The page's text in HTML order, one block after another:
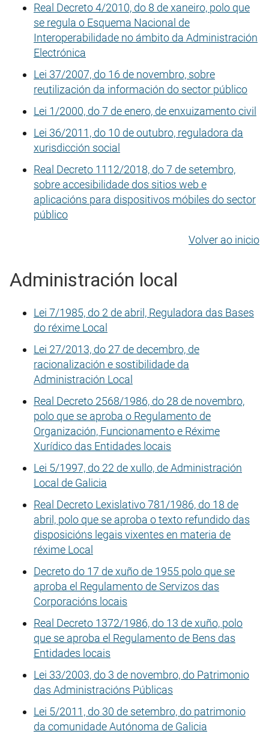
Real Decreto 4/2010, do 8 de xaneiro, polo que
se regula o Esquema Nacional de
Interoperabilidade no ámbito da Administración
Electrónica
Lei 37/2007, do 16 de novembro, sobre
reutilización da información do sector público
Lei 1/2000, do 7 de enero, de enxuizamento civil
Lei 36/2011, do 10 de outubro, reguladora da
xurisdicción social
Real Decreto 1112/2018, do 7 de setembro,
sobre accesibilidade dos sitios web e
aplicacións para dispositivos móbiles do sector
público
Volver ao inicio
Administración local
Lei 7/1985, do 2 de abril, Reguladora das Bases
do réxime Local
Lei 27/2013, do 27 de decembro, de
racionalización e sostibilidade da
Administración Local
Real Decreto 2568/1986, do 28 de novembro,
polo que se aproba o Regulamento de
Organización, Funcionamento e Réxime
Xurídico das Entidades locais
Lei 5/1997, do 22 de xullo, de Administración
Local de Galicia
Real Decreto Lexislativo 781/1986, do 18 de
abril, polo que se aproba o texto refundido das
disposicións legais vixentes en materia de
réxime Local
Decreto do 17 de xuño de 1955 polo que se
aproba el Regulamento de Servizos das
Corporacións locais
Real Decreto 1372/1986, do 13 de xuño, polo
que se aproba el Regulamento de Bens das
Entidades locais
Lei 33/2003, do 3 de novembro, do Patrimonio
das Administracións Públicas
Lei 5/2011, do 30 de setembro, do patrimonio
da comunidade Autónoma de Galicia